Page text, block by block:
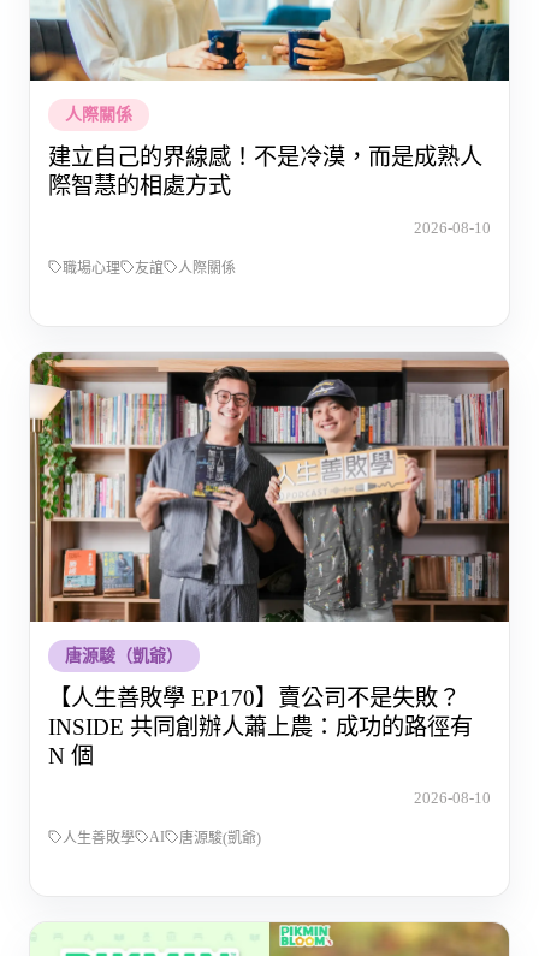
人際關係
建立自己的界線感！不是冷漠，而是成熟人
際智慧的相處方式
2026-08-10
職場心理 友誼 人際關係
唐源駿（凱爺）
【人生善敗學 EP170】賣公司不是失敗？
INSIDE 共同創辦人蕭上農：成功的路徑有
N 個
2026-08-10
人生善敗學 AI 唐源駿(凱爺)